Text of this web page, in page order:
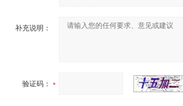
补充说明：
验证码：